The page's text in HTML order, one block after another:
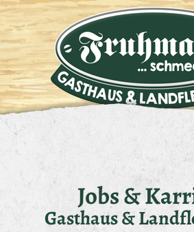
Jobs &
Gasthaus &